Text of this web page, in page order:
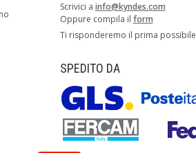
Scrivici a info@kyndes.com
Oppure compila il form
Ti risponderemo il prima possibile
SPEDITO DA